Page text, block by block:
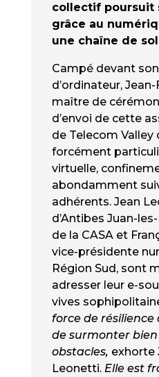
collectif poursuit
grâce au
une chaîne de
Campé devant
d’ordinateur,
maître de
d’envoi de cette
de Telecom Valley
forcément
virtuelle,
abondamment
adhérents. Jean
d’Antibes Juan-
de la CASA et
vice-présidente
Région Sud, sont
adresser leur e-
vives
force de
de surmonter bien
obstacles, exhorte
Leonetti. Elle est